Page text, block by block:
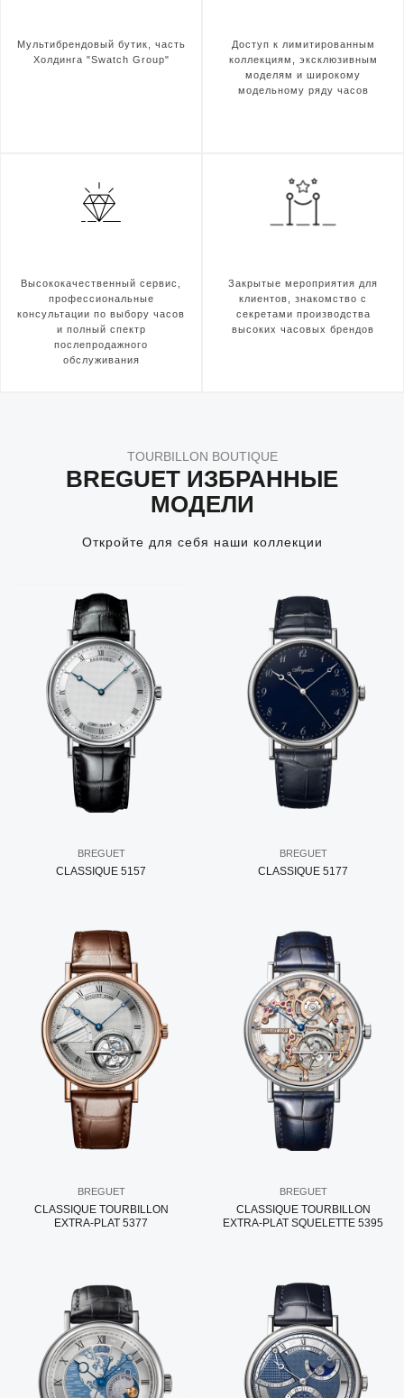
Мультибрендовый бутик, часть
Холдинга "Swatch Group"
Доступ к лимитированным
коллекциям, эксклюзивным
моделям и широкому
модельному ряду часов
Высококачественный сервис,
профессиональные
консультации по выбору часов
и полный спектр
послепродажного
обслуживания
Закрытые мероприятия для
клиентов, знакомство с
секретами производства
высоких часовых брендов
TOURBILLON BOUTIQUE
BREGUET ИЗБРАННЫЕ
МОДЕЛИ
Откройте для себя наши коллекции
BREGUET
CLASSIQUE 5157
BREGUET
CLASSIQUE 5177
BREGUET
CLASSIQUE TOURBILLON
EXTRA-PLAT 5377
BREGUET
CLASSIQUE TOURBILLON
EXTRA-PLAT SQUELETTE 5395